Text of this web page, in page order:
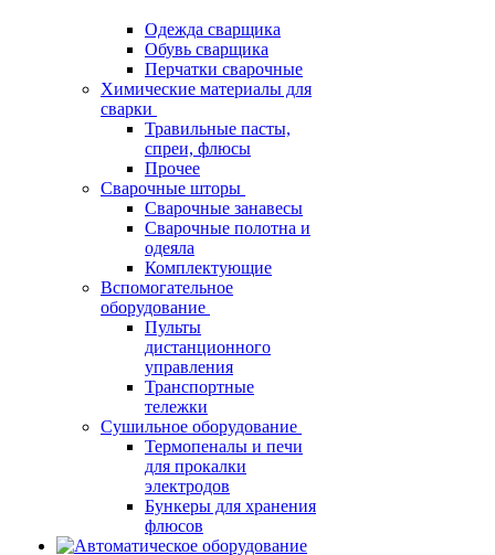
Одежда сварщика
Обувь сварщика
Перчатки сварочные
Химические материалы для
сварки
Травильные пасты,
спреи, флюсы
Прочее
Сварочные шторы
Сварочные занавесы
Сварочные полотна и
одеяла
Комплектующие
Вспомогательное
оборудование
Пульты
дистанционного
управления
Транспортные
тележки
Сушильное оборудование
Термопеналы и печи
для прокалки
электродов
Бункеры для хранения
флюсов